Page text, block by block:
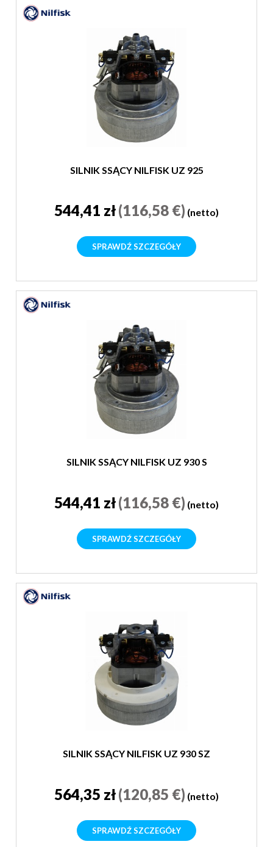
SILNIK SSĄCY NILFISK UZ 925
544,41 zł(116,58 €) (netto)
SPRAWDŹ SZCZEGÓŁY
SILNIK SSĄCY NILFISK UZ 930 S
544,41 zł(116,58 €) (netto)
SPRAWDŹ SZCZEGÓŁY
SILNIK SSĄCY NILFISK UZ 930 SZ
564,35 zł(120,85 €) (netto)
SPRAWDŹ SZCZEGÓŁY